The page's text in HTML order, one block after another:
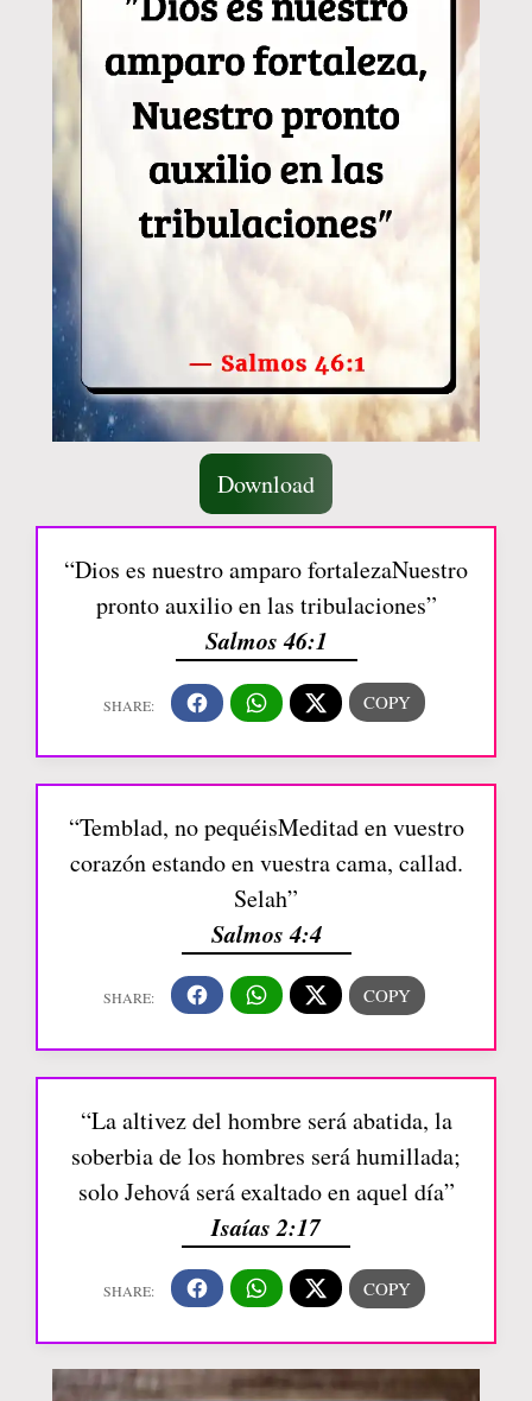
Download
“Dios es nuestro amparo fortalezaNuestro
pronto auxilio en las tribulaciones”
Salmos 46:1
“Temblad, no pequéisMeditad en vuestro
corazón estando en vuestra cama, callad.
Selah”
Salmos 4:4
“La altivez del hombre será abatida, la
soberbia de los hombres será humillada;
solo Jehová será exaltado en aquel día”
Isaías 2:17